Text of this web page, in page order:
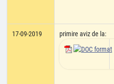
17-09-2019
primire aviz de la: